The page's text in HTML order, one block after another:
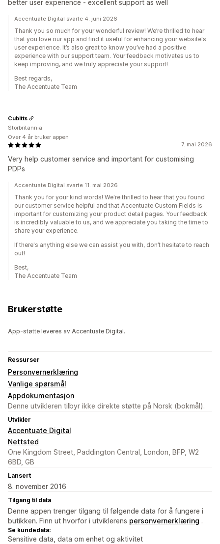
better user experience - excellent support as well
Accentuate Digital svarte 4. juni 2026
Thank you so much for your wonderful review! We’re thrilled to hear
that you love our app and find it useful for enhancing your website's
user experience. It’s also great to know you’ve had a positive
experience with our support team. Your feedback motivates us to
keep improving, and we truly appreciate your support!
Best regards,
The Accentuate Team
7. mai 2026
Very help customer service and important for customising
PDPs
Cubitts
Storbritannia
Over 4 år bruker appen
Accentuate Digital svarte 11. mai 2026
Thank you for your kind words! We're thrilled to hear that you found
our customer service helpful and that Accentuate Custom Fields is
important for customizing your product detail pages. Your feedback
is incredibly valuable to us, and we appreciate you taking the time to
share your experience.
If there's anything else we can assist you with, don’t hesitate to reach
out!
Best,
The Accentuate Team
Brukerstøtte
App-støtte leveres av Accentuate Digital.
Ressurser
Personvernerklæring
Vanlige spørsmål
Appdokumentasjon
Denne utvikleren tilbyr ikke direkte støtte på Norsk (bokmål).
Utvikler
Accentuate Digital
Nettsted
One Kingdom Street, Paddington Central, London, BFP, W2
6BD, GB
Lansert
8. november 2016
Tilgang til data
Denne appen trenger tilgang til følgende data for å fungere i
butikken. Finn ut hvorfor i utviklerens personvernerklæring .
Se kundedata:
Sensitive data, data om enhet og aktivitet